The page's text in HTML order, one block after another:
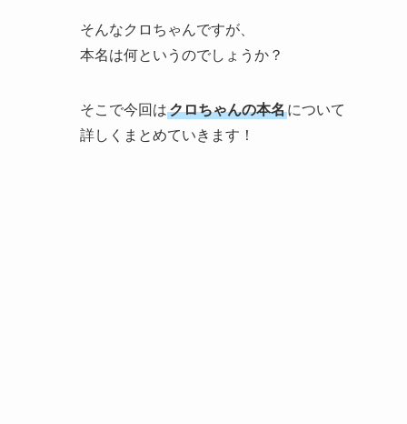
そんなクロちゃんですが、
本名は何というのでしょうか？
そこで今回はクロちゃんの本名について
詳しくまとめていきます！